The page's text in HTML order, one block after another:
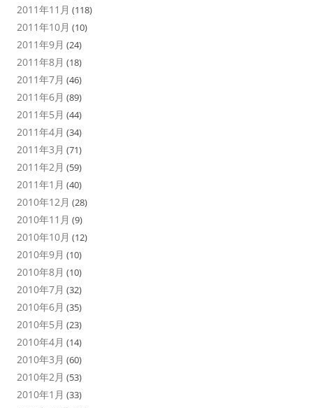
2011年11月 (118)
2011年10月 (10)
2011年9月 (24)
2011年8月 (18)
2011年7月 (46)
2011年6月 (89)
2011年5月 (44)
2011年4月 (34)
2011年3月 (71)
2011年2月 (59)
2011年1月 (40)
2010年12月 (28)
2010年11月 (9)
2010年10月 (12)
2010年9月 (10)
2010年8月 (10)
2010年7月 (32)
2010年6月 (35)
2010年5月 (23)
2010年4月 (14)
2010年3月 (60)
2010年2月 (53)
2010年1月 (33)